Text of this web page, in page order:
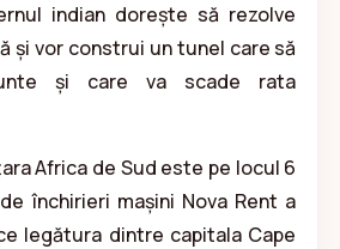
indian dorește să rezolve
și vor construi un tunel care să
și care va scade rata
Africa de Sud este pe locul 6
închirieri mașini Nova Rent a
legătura dintre capitala Cape